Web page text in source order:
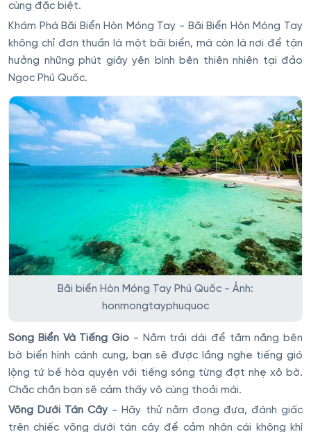
cùng đặc biệt.
Khám Phá Bãi Biển Hòn Móng Tay - Bãi Biển Hòn Móng Tay
không chỉ đơn thuần là một bãi biển, mà còn là nơi để tận
hưởng những phút giây yên bình bên thiên nhiên tại đảo
Ngọc Phú Quốc.
Bãi biển Hòn Móng Tay Phú Quốc - Ảnh:
honmongtayphuquoc
Sóng Biển Và Tiếng Gió - Nằm trải dài để tắm nắng bên
bờ biển hình cánh cung, bạn sẽ được lắng nghe tiếng gió
lộng tứ bề hòa quyện với tiếng sóng từng đợt nhẹ xô bờ.
Chắc chắn bạn sẽ cảm thấy vô cùng thoải mái.
Võng Dưới Tán Cây - Hãy thử nằm đong đưa, đánh giấc
trên chiếc võng dưới tán cây để cảm nhận cái không khí